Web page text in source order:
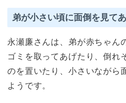
弟が小さい頃に面倒を見て
永瀬廉さんは、弟が赤ちゃん
ゴミを取ってあげたり、倒れ
のを置いたり、小さいながら
ようです。